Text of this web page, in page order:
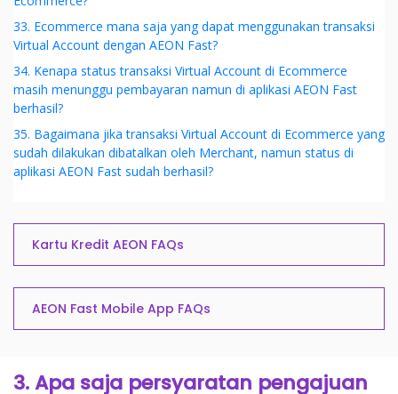
33. Ecommerce mana saja yang dapat menggunakan transaksi
Virtual Account dengan AEON Fast?
34. Kenapa status transaksi Virtual Account di Ecommerce
masih menunggu pembayaran namun di aplikasi AEON Fast
berhasil?
35. Bagaimana jika transaksi Virtual Account di Ecommerce yang
sudah dilakukan dibatalkan oleh Merchant, namun status di
aplikasi AEON Fast sudah berhasil?
Kartu Kredit AEON FAQs
AEON Fast Mobile App FAQs
3. Apa saja persyaratan pengajuan